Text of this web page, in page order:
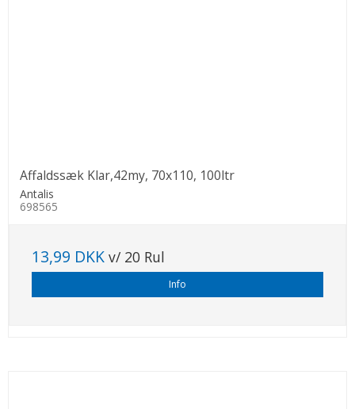
Affaldssæk Klar,42my, 70x110, 100ltr
Antalis
698565
13,99 DKK v/ 20 Rul
Info